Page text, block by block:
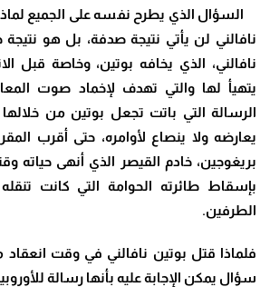
السؤال الذي يطرح نفسه على الجميع
نافالني لن يأتي نتيجة صدفة، بل هو
نافالني، الذي يخافه بوتين، وخاصة قبل
يتهيأ لها والتي تهدف لإخماد صوت
الرسالة التي باتت تجعل بوتين من
يعارضه ولا ينصاع لأوامره، حتى أقرب
بريغوجين، خادم القيصر الذي أنهى حياته
بإسقاط طائرته الحوامة التي كانت
الطرفين.
فلماذا قتل بوتين نافالني في وقت انعقاد
سؤال يمكن الإجابة عليه بأنها رسالة